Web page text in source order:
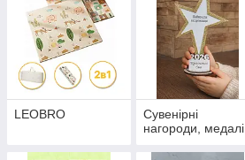
LEOBRO
Сувенірні
нагороди, медалі